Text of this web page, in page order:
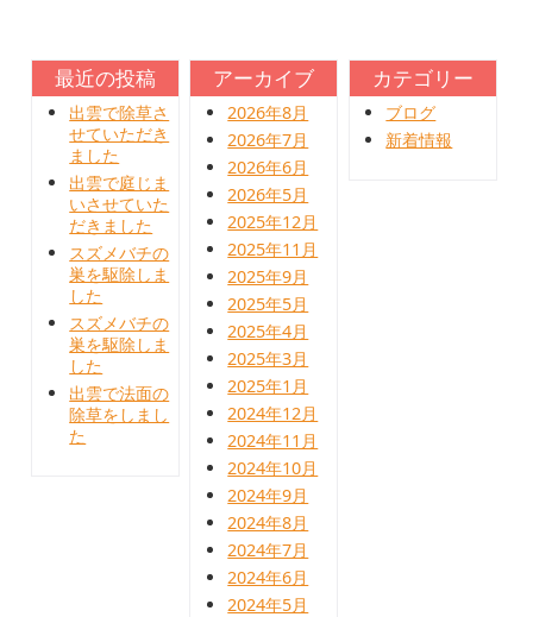
最近の投稿
出雲で除草さ
せていただき
ました
出雲で庭じま
いさせていた
だきました
スズメバチの
巣を駆除しま
した
スズメバチの
巣を駆除しま
した
出雲で法面の
除草をしまし
た
アーカイブ
2026年8月
2026年7月
2026年6月
2026年5月
2025年12月
2025年11月
2025年9月
2025年5月
2025年4月
2025年3月
2025年1月
2024年12月
2024年11月
2024年10月
2024年9月
2024年8月
2024年7月
2024年6月
2024年5月
カテゴリー
ブログ
新着情報